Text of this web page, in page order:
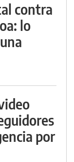
contra
lo
por